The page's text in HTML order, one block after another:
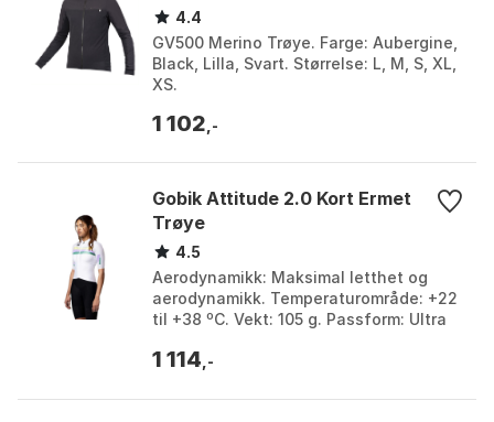
4.4
GV500 Merino Trøye. Farge: Aubergine,
Black, Lilla, Svart. Størrelse: L, M, S, XL,
XS.
1 102 ,-
Gobik Attitude 2.0 Kort Ermet
Trøye
4.5
Aerodynamikk: Maksimal letthet og
aerodynamikk. Temperaturområde: +22
til +38 ºC. Vekt: 105 g. Passform: Ultra
1, Exa 2,...
1 114 ,-